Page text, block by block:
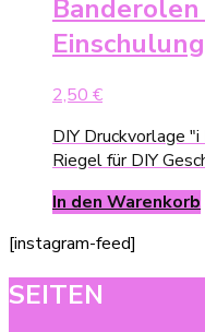
Einschulung
2,50 €
DIY Druckvorlage
Riegel für DIY
In den Warenkorb
[instagram-feed]
SEITEN